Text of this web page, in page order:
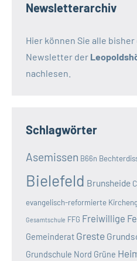
Newsletterarchiv
Hier können Sie alle
Newsletter der
nachlesen.
Schlagwörter
Asemissen B66n
Bielefeld Brunsheide
evangelisch-reformierte
Gesamtschule FFG Freiwillige
Gemeinderat Greste
Grundschule Nord Grüne